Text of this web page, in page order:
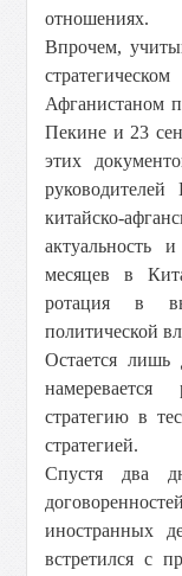
отношениях.
Впрочем,
Афганистаном
Пекине и 23
этих
китайско-
актуальность
месяцев в
ротация в
политической
Остается
стратегию в
стратегией.
Спустя два
иностранных
встретился с